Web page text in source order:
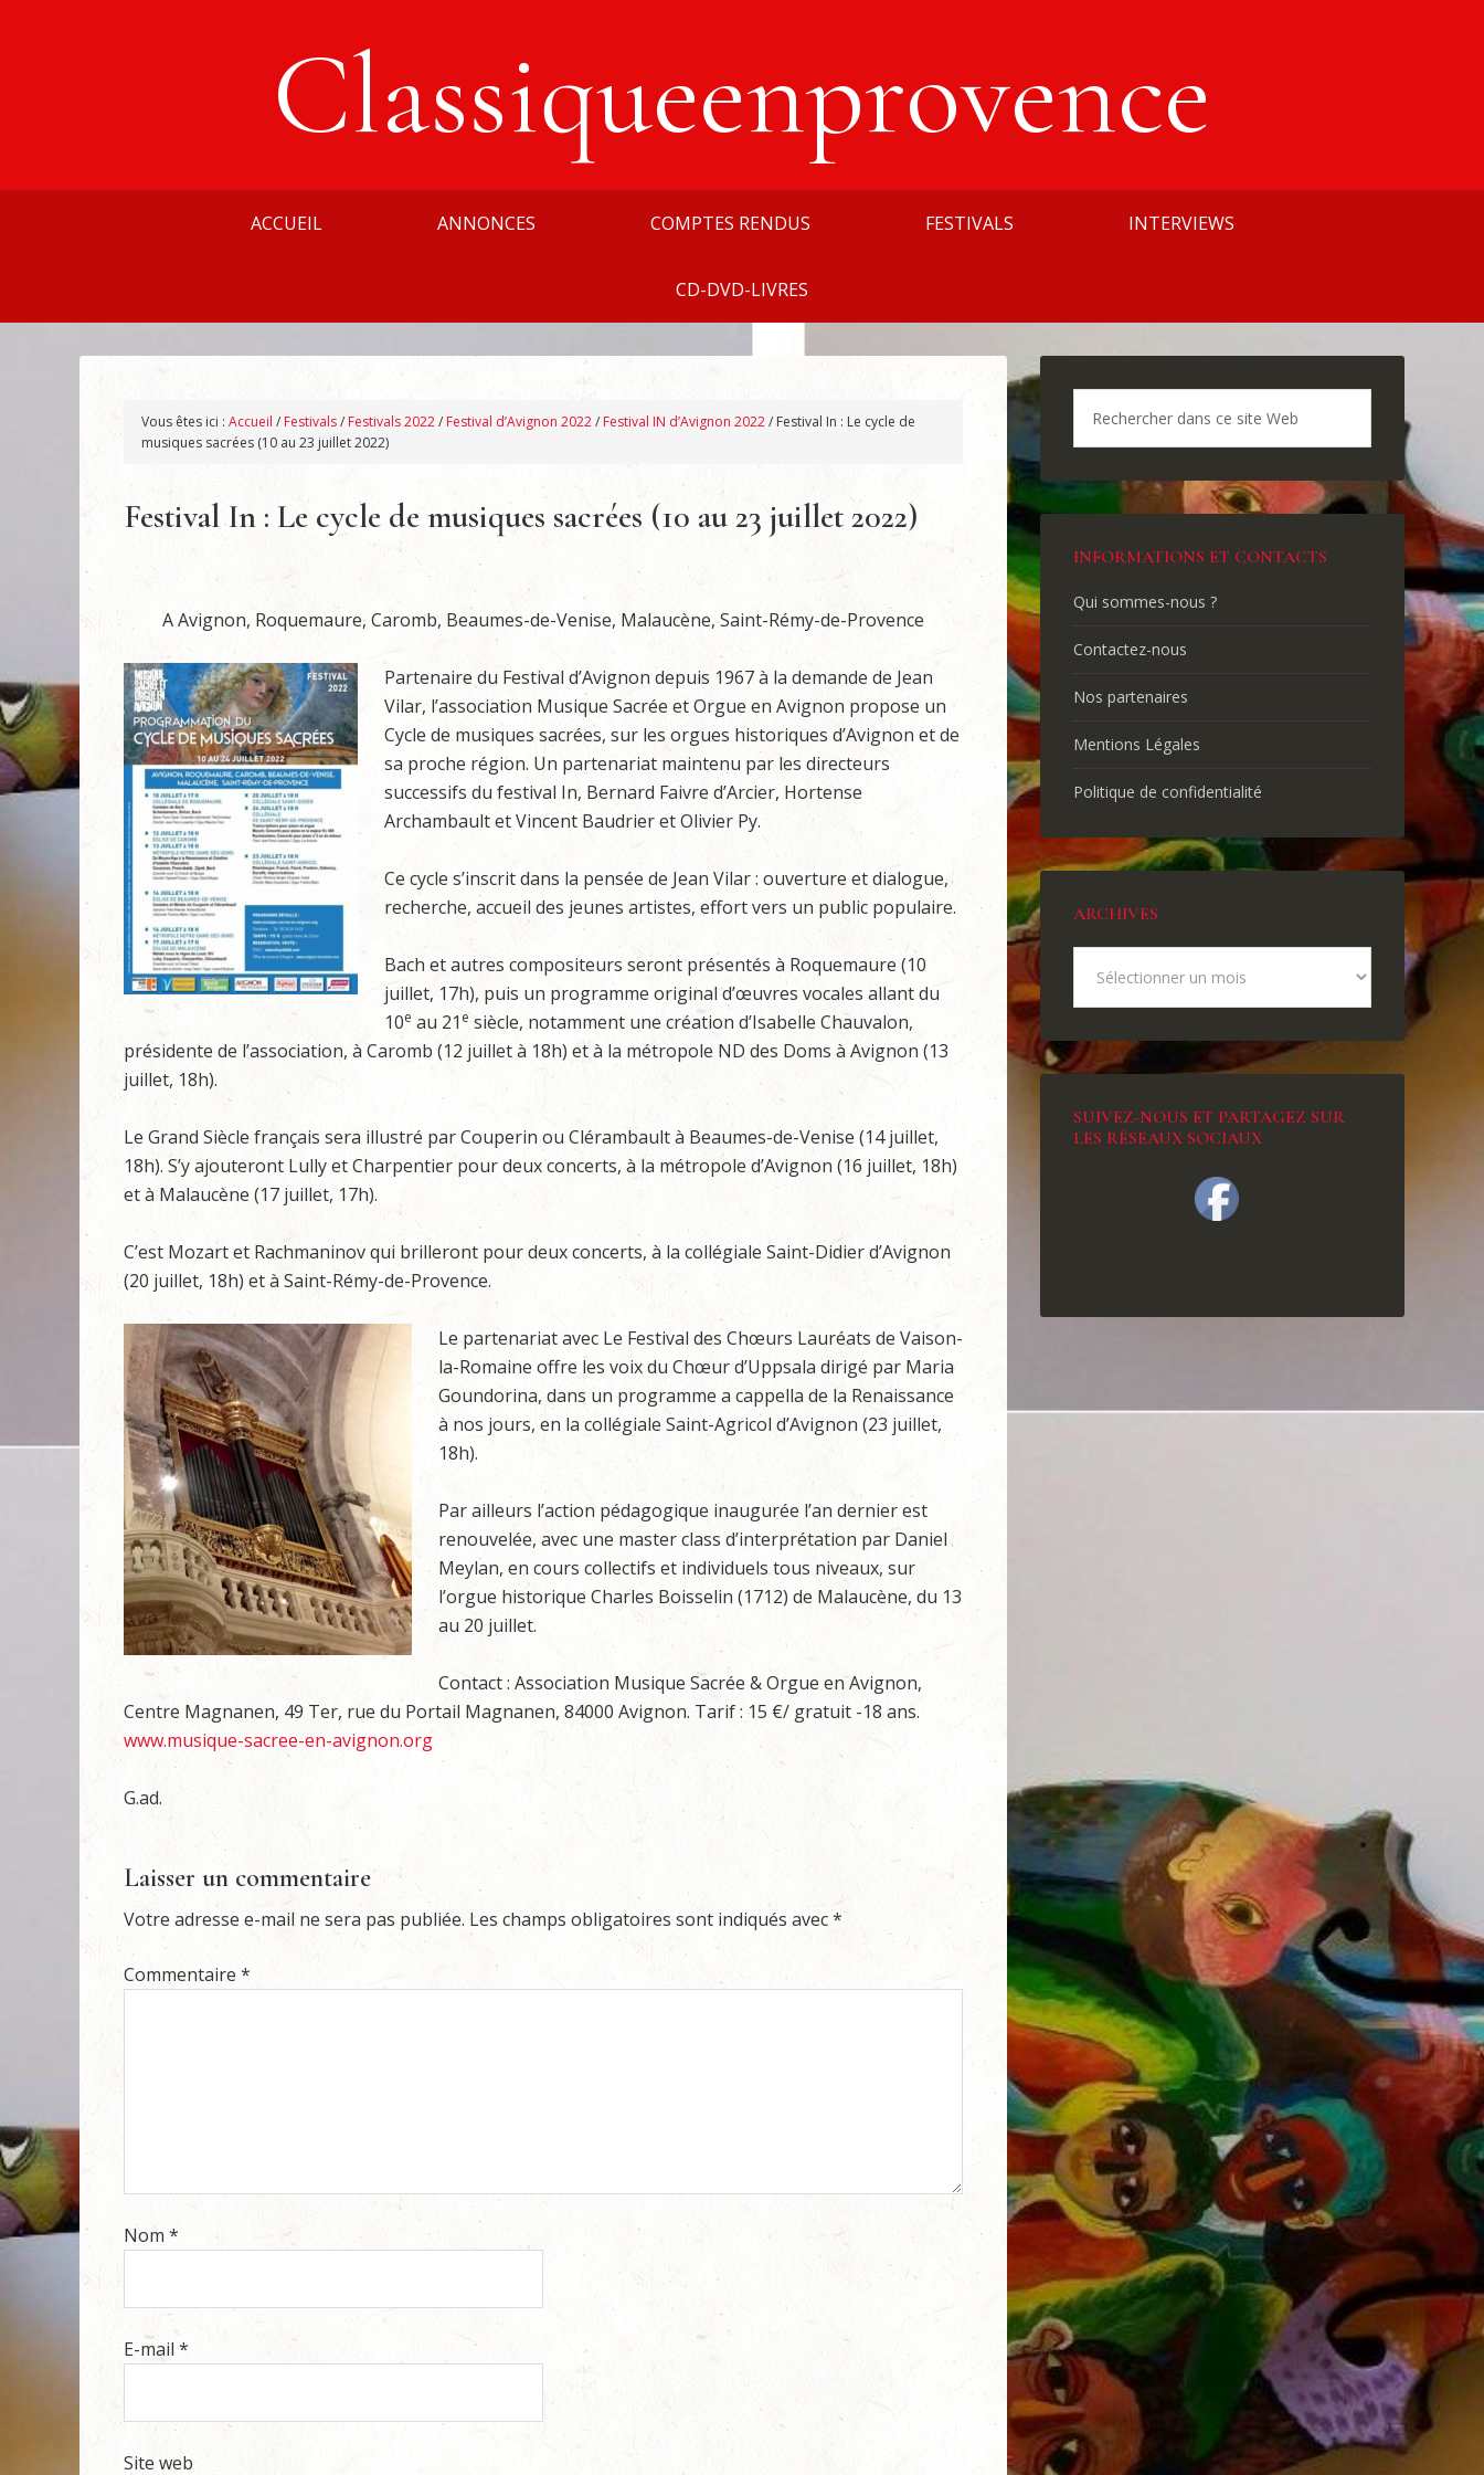
Classiqueenprovence
ACCUEIL ANNONCES COMPTES RENDUS FESTIVALS INTERVIEWS
CD-DVD-LIVRES
Vous êtes ici : Accueil / Festivals/ Festivals 2022/ Festival d’Avignon 2022/ Festival IN d’Avignon 2022/ Festival In : Le cycle de
musiques sacrées (10 au 23 juillet 2022)
Festival In : Le cycle de musiques sacrées (10 au 23 juillet 2022)
A Avignon, Roquemaure, Caromb, Beaumes-de-Venise, Malaucène, Saint-Rémy-de-Provence
Partenaire du Festival d’Avignon depuis 1967 à la demande de Jean
Vilar, l’association Musique Sacrée et Orgue en Avignon propose un
Cycle de musiques sacrées, sur les orgues historiques d’Avignon et de
sa proche région. Un partenariat maintenu par les directeurs
successifs du festival In, Bernard Faivre d’Arcier, Hortense
Archambault et Vincent Baudrier et Olivier Py.
Ce cycle s’inscrit dans la pensée de Jean Vilar : ouverture et dialogue,
recherche, accueil des jeunes artistes, effort vers un public populaire.
Bach et autres compositeurs seront présentés à Roquemaure (10
juillet, 17h), puis un programme original d’œuvres vocales allant du
10e au 21 e siècle, notamment une création d’Isabelle Chauvalon,
présidente de l’association, à Caromb (12 juillet à 18h) et à la métropole ND des Doms à Avignon (13
juillet, 18h).
Le Grand Siècle français sera illustré par Couperin ou Clérambault à Beaumes-de-Venise (14 juillet,
18h). S’y ajouteront Lully et Charpentier pour deux concerts, à la métropole d’Avignon (16 juillet, 18h)
et à Malaucène (17 juillet, 17h).
C’est Mozart et Rachmaninov qui brilleront pour deux concerts, à la collégiale Saint-Didier d’Avignon
(20 juillet, 18h) et à Saint-Rémy-de-Provence.
Le partenariat avec Le Festival des Chœurs Lauréats de Vaison-
la-Romaine offre les voix du Chœur d’Uppsala dirigé par Maria
Goundorina, dans un programme a cappella de la Renaissance
à nos jours, en la collégiale Saint-Agricol d’Avignon (23 juillet,
18h).
Par ailleurs l’action pédagogique inaugurée l’an dernier est
renouvelée, avec une master class d’interprétation par Daniel
Meylan, en cours collectifs et individuels tous niveaux, sur
l’orgue historique Charles Boisselin (1712) de Malaucène, du 13
au 20 juillet.
Contact : Association Musique Sacrée & Orgue en Avignon,
Centre Magnanen, 49 Ter, rue du Portail Magnanen, 84000 Avignon. Tarif : 15 €/ gratuit -18 ans.
www.musique-sacree-en-avignon.org
G.ad.
Laisser un commentaire
Votre adresse e-mail ne sera pas publiée. Les champs obligatoires sont indiqués avec*
Commentaire *
Nom *
E-mail *
Site web
INFORMATIONS ET CONTACTS
Qui sommes-nous ?
Contactez-nous
Nos partenaires
Mentions Légales
Politique de confidentialité
ARCHIVES
SUIVEZ-NOUS ET PARTAGEZ SUR
LES RÉSEAUX SOCIAUX